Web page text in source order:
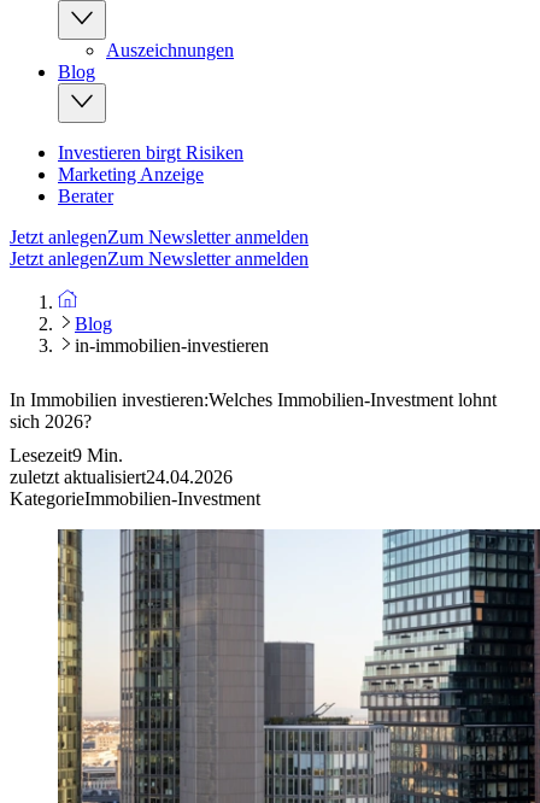
Auszeichnungen
Blog
Investieren birgt Risiken
Marketing Anzeige
Berater
Jetzt anlegenZum Newsletter anmelden
Jetzt anlegenZum Newsletter anmelden
Blog
in-immobilien-investieren
In Immobilien investieren:Welches Immobilien-Investment lohnt
sich 2026?
Lesezeit9 Min.
zuletzt aktualisiert24.04.2026
KategorieImmobilien-Investment